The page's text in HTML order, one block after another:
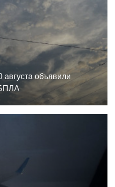
августа объявили
БПЛА